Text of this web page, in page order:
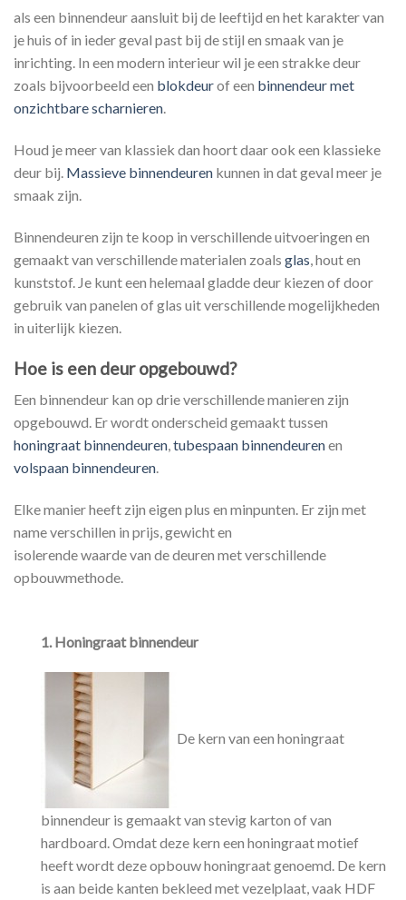
als een binnendeur aansluit bij de leeftijd en het karakter van
je huis of in ieder geval past bij de stijl en smaak van je
inrichting. In een modern interieur wil je een strakke deur
zoals bijvoorbeeld een blokdeurof een binnendeur met
onzichtbare scharnieren.
Houd je meer van klassiek dan hoort daar ook een klassieke
deur bij. Massieve binnendeuren kunnen in dat geval meer je
smaak zijn.
Binnendeuren zijn te koop in verschillende uitvoeringen en
gemaakt van verschillende materialen zoals glas, hout en
kunststof. Je kunt een helemaal gladde deur kiezen of door
gebruik van panelen of glas uit verschillende mogelijkheden
in uiterlijk kiezen.
Hoe is een deur opgebouwd?
Een binnendeur kan op drie verschillende manieren zijn
opgebouwd. Er wordt onderscheid gemaakt tussen
honingraat binnendeuren,tubespaan binnendeurenen
volspaan binnendeuren.
Elke manier heeft zijn eigen plus en minpunten. Er zijn met
name verschillen in prijs, gewicht en
isolerende waarde van de deuren met verschillende
opbouwmethode.
1. Honingraat binnendeur
De kern van een honingraat
binnendeur is gemaakt van stevig karton of van
hardboard. Omdat deze kern een honingraat motief
heeft wordt deze opbouw honingraat genoemd. De kern
is aan beide kanten bekleed met vezelplaat, vaak HDF